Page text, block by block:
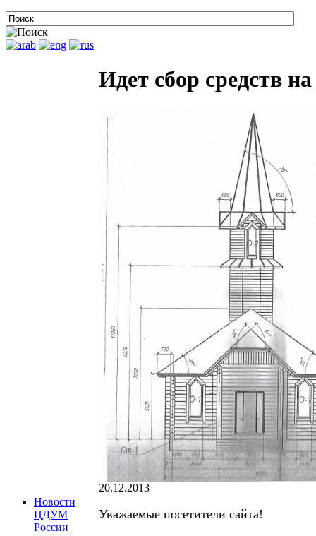
Новости
ЦДУМ
России
Идет сбор средств
20.12.2013
Уважаемые посетители сайта!